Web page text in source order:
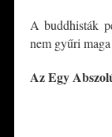
A buddhisták
nem gyűri
AzEgy